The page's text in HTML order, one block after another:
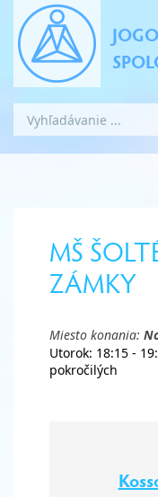
MŠ
ZÁMKY
Miesto konania:
Utorok: 18:15 -
pokročilých